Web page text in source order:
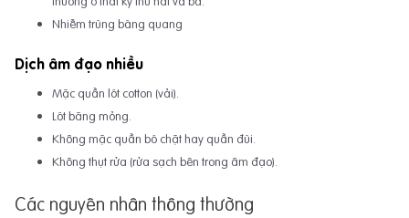
Nhiễm trùng bàng quang
Dịch âm đạo nhiều
Mặc quần lót cotton (vải).
Lót băng mỏng.
Không mặc quần bó chặt hay quần đùi.
Không thụt rửa (rửa sạch bên trong âm đạo).
Các nguyên nhân thông thường